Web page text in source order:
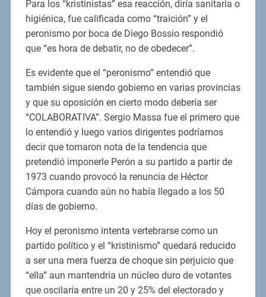
Para los “kristinistas” esa reacción, diría sanitaria o
higiénica, fue calificada como “traición” y el
peronismo por boca de Diego Bossio respondió
que “es hora de debatir, no de obedecer”.
Es evidente que el “peronismo” entendió que
también sigue siendo gobierno en varias provincias
y que su oposición en cierto modo debería ser
“COLABORATIVA”. Sergio Massa fue el primero que
lo entendió y luego varios dirigentes podríamos
decir que tomaron nota de la tendencia que
pretendió imponerle Perón a su partido a partir de
1973 cuando provocó la renuncia de Héctor
Cámpora cuando aún no había llegado a los 50
días de gobierno.
Hoy el peronismo intenta vertebrarse como un
partido político y el “kristinismo” quedará reducido
a ser una mera fuerza de choque sin perjuicio que
“ella” aun mantendría un núcleo duro de votantes
que oscilaría entre un 20 y 25% del electorado y